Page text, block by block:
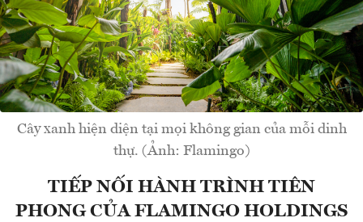
Cây xanh hiện diện tại mọi không gian của mỗi dinh
thự. (Ảnh: Flamingo)
TIẾP NỐI HÀNH TRÌNH TIÊN
PHONG CỦA FLAMINGO HOLDINGS